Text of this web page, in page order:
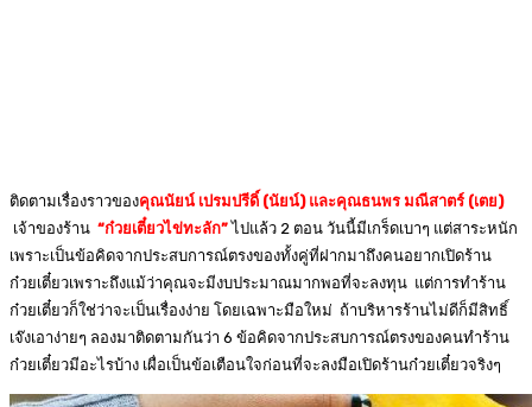
ติดตามเรื่องราวของคุณนัยน์ เปรมปรีดิ์ (นัยน์) และคุณธนพร มณีสาตร์ (เตย)
เจ้าของร้าน “ก๋วยเตี๋ยวไข่ทะลัก” ไปแล้ว 2 ตอน วันนี้มีเกร็ดเบาๆ แต่สาระหนัก
เพราะเป็นข้อคิดจากประสบการณ์ตรงของทั้งคู่ที่ฝากมาถึงคนอยากเปิดร้าน
ก๋วยเตี๋ยวเพราะถึงแม้ว่าคุณจะมีงบประมาณมากพอที่จะลงทุน แต่การทำร้าน
ก๋วยเตี๋ยวก็ใช่ว่าจะเป็นเรื่องง่าย โดยเฉพาะมือใหม่ ถ้าบริหารร้านไม่ดีก็มีสิทธิ์
เจ๊งเอาง่ายๆ ลองมาติดตามกันว่า 6 ข้อคิดจากประสบการณ์ตรงของคนทำร้าน
ก๋วยเตี๋ยวมีอะไรบ้าง เผื่อเป็นข้อเตือนใจก่อนที่จะลงมือเปิดร้านก๋วยเตี๋ยวจริงๆ